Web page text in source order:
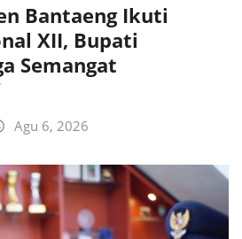
Bantaeng Ikuti
XII, Bupati
Semangat
Agu 6, 2026